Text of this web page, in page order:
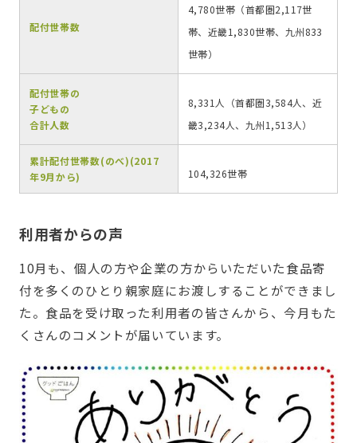
配付世帯数
4,780世帯（首都圏2,117世
帯、近畿1,830世帯、九州833
世帯）
配付世帯の
子どもの
合計人数
8,331人（首都圏3,584人、近
畿3,234人、九州1,513人）
累計配付世帯数(のべ)(2017
年9月から)
104,326世帯
利用者からの声
10月も、個人の方や企業の方からいただいた食品寄
付を多くのひとり親家庭にお渡しすることができまし
た。食品を受け取った利用者の皆さんから、今月もた
くさんのコメントが届いています。